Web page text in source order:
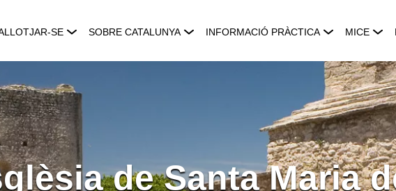
SE SOBRE CATALUNYA INFORMACIÓ PRÀCTICA MICE
de Santa Maria